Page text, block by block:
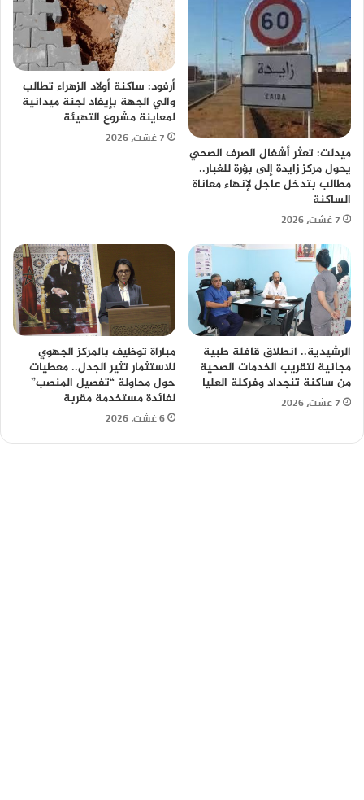
ميدلت: تعثر أشغال الصرف الصحي
يحول مركز زايدة إلى بؤرة للغبار..
مطالب بتدخل عاجل لإنهاء معاناة
الساكنة
7 غشت، 2026
أرفود: ساكنة أولاد الزهراء تطالب
والي الجهة بإيفاد لجنة ميدانية
لمعاينة مشروع التهيئة
7 غشت، 2026
الرشيدية.. انطلاق قافلة طبية
مجانية لتقريب الخدمات الصحية
من ساكنة تنجداد وفركلة العليا
7 غشت، 2026
مباراة توظيف بالمركز الجهوي
للاستثمار تثير الجدل.. معطيات
حول محاولة “تفصيل المنصب”
لفائدة مستخدمة مقربة
6 غشت، 2026